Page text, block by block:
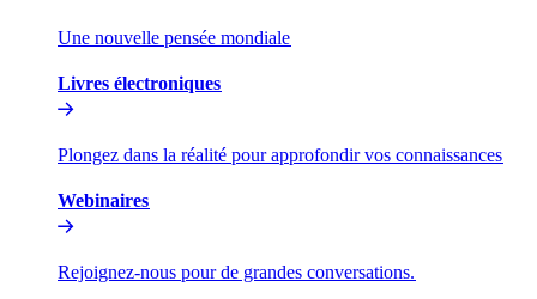
Une nouvelle pensée mondiale​​
Livres électroniques​​
Plongez dans la réalité pour approfondir vos connaissances​​
Webinaires​​
Rejoignez-nous pour de grandes conversations.​​